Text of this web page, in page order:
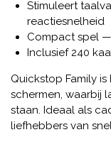
Stimuleert
reactiesnelheid
Compact spel
Inclusief 240
Quickstop Family
schermen, waarbij
staan. Ideaal als
liefhebbers van